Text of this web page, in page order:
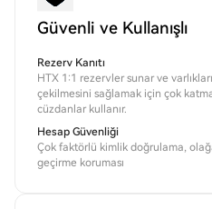
Güvenli ve Kullanışlı
Rezerv Kanıtı
HTX 1:1 rezervler sunar ve
çekilmesini sağlamak için çok
cüzdanlar kullanır.
Hesap Güvenliği
Çok faktörlü kimlik doğrulama,
geçirme koruması